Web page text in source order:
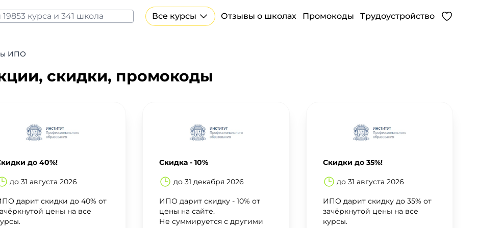
Все курсы Отзывы о школах Промокоды Трудоустройство
ИПО
скидки, промокоды
до 40%!
до 31 августа 2026
дарит скидки до 40% от
цены на все
Скидка - 10%
до 31 декабря 2026
ИПО дарит скидку - 10% от
цены на сайте.
Не суммируется с другими
Скидки до 35%!
до 31 августа 2026
ИПО дарит скидку до 35% от
зачёркнутой цены на все
курсы.
Бесплатно